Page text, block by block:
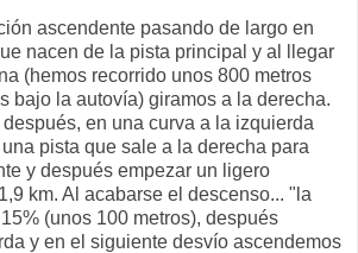
ascendente pasando de largo en
nacen de la pista principal y al llegar
(hemos recorrido unos 800 metros
bajo la autovía) giramos a la derecha.
en una curva a la izquierda
pista que sale a la derecha para
y después empezar un ligero
km. Al acabarse el descenso... "la
(unos 100 metros), después
y en el siguiente desvío ascendemos